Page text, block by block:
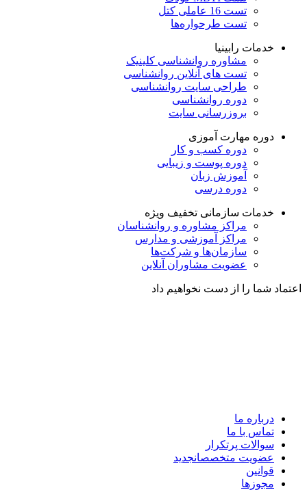
تست 16 عاملی کتل
تست طرحواره‌ها
خدمات رابینیا
مشاوره روانشناسی کلینیک
تست های آنلاین روانشناسی
طراحی سایت روانشناسی
دوره روانشناسی
بروزرسانی سایت
دوره مهارت آموزی
دوره کسب و کار
دوره پوست و زیبایی
آموزش زبان
دوره درسی
خدمات سازمانی تخفیف ویژه
مراکز مشاوره و روانشناسان
مراکز آموزشی و مدارس
سازمان‌ها و شرکت‌ها
عضویت مشاوران آنلاین
اعتماد شما را از دست نخواهیم داد
درباره ما
تماس با ما
سوالات پرتکرار
عضویت متخصصانجدید
قوانین
مجوزها